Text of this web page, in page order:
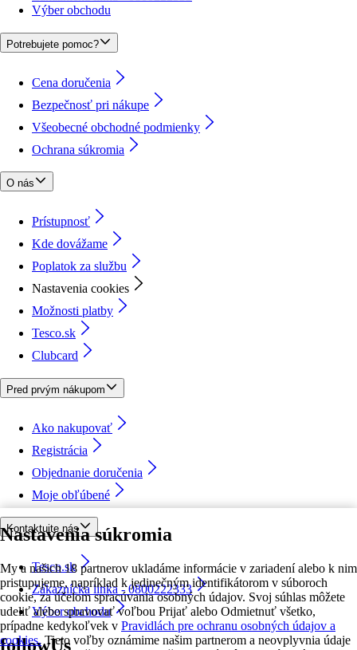
Nastavenia súkromia
My a našich 18 partnerov ukladáme informácie v zariadení alebo k nim
pristupujeme, napríklad k jedinečným identifikátorom v súboroch
cookie, za účelom spracúvania osobných údajov. Svoj súhlas môžete
udeliť alebo spravovať voľbou Prijať alebo Odmietnuť všetko,
prípadne kedykoľvek v Pravidlách pre ochranu osobných údajov a
cookies. Tieto voľby oznámime našim partnerom a neovplyvnia údaje
Výber obchodu
Potrebujete pomoc?
Cena doručenia
Bezpečnosť pri nákupe
Všeobecné obchodné podmienky
Ochrana súkromia
O nás
Prístupnosť
Kde dovážame
Poplatok za službu
Nastavenia cookies
Možnosti platby
Tesco.sk
Clubcard
Pred prvým nákupom
Ako nakupovať
Registrácia
Objednanie doručenia
Moje obľúbené
Kontaktujte nás
Tesco.sk
Zákaznícka linka - 0800222333
Výber obchodu
followUs